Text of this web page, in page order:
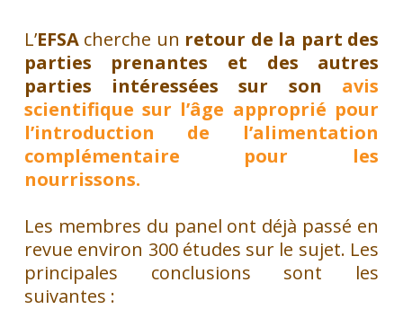
L’EFSAcherche un retour de la part des
parties prenantes et des autres
parties intéressées sur son avis
scientifique sur l’âge approprié pour
l’introduction de l’alimentation
complémentaire pour les
nourrissons.
Les membres du panel ont déjà passé en
revue environ 300 études sur le sujet. Les
principales conclusions sont les
suivantes :